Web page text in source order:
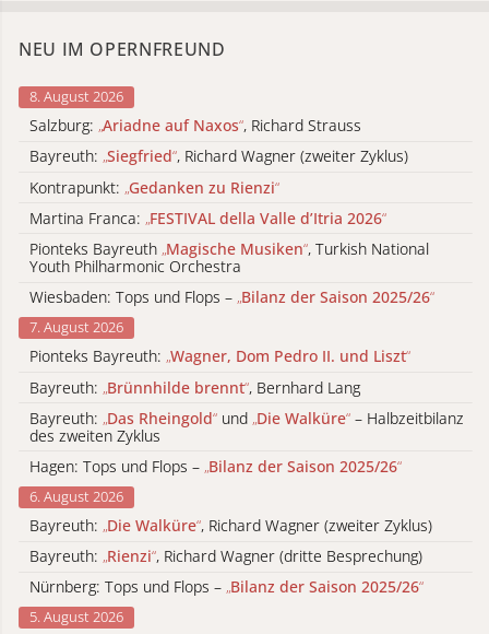
NEU IM OPERNFREUND
8. August 2026
Salzburg: „Ariadne auf Naxos“, Richard Strauss
Bayreuth: „Siegfried“, Richard Wagner (zweiter Zyklus)
Kontrapunkt: „Gedanken zu Rienzi“
Martina Franca: „FESTIVAL della Valle d’Itria 2026“
Pionteks Bayreuth „Magische Musiken“, Turkish National
Youth Philharmonic Orchestra
Wiesbaden: Tops und Flops – „Bilanz der Saison 2025/26“
7. August 2026
Pionteks Bayreuth: „Wagner, Dom Pedro II. und Liszt“
Bayreuth: „Brünnhilde brennt“, Bernhard Lang
Bayreuth: „Das Rheingold“ und „Die Walküre“ – Halbzeitbilanz
des zweiten Zyklus
Hagen: Tops und Flops – „Bilanz der Saison 2025/26“
6. August 2026
Bayreuth: „Die Walküre“, Richard Wagner (zweiter Zyklus)
Bayreuth: „Rienzi“, Richard Wagner (dritte Besprechung)
Nürnberg: Tops und Flops – „Bilanz der Saison 2025/26“
5. August 2026